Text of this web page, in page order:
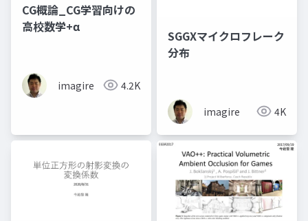
CG概論_CG学習向けの
高校数学+α
imagire 4.2K
SGGXマイクロフレーク
分布
imagire 4K